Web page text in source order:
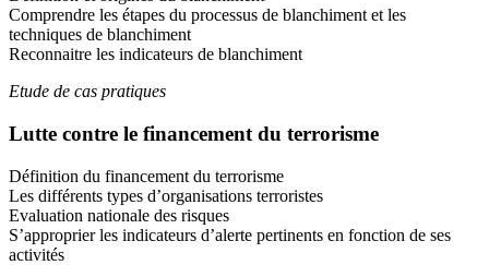
Comprendre les étapes du processus de blanchiment et les
techniques de blanchiment
Reconnaitre les indicateurs de blanchiment
Etude de cas pratiques
Lutte contre le financement du terrorisme
Définition du financement du terrorisme
Les différents types d’organisations terroristes
Evaluation nationale des risques
S’approprier les indicateurs d’alerte pertinents en fonction de ses
activités